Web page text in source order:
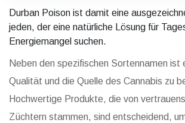
Durban Poison ist damit eine
jeden, der eine natürliche Lösung für
Energiemangel suchen.
Neben den spezifischen Sortennamen ist
Qualität und die Quelle des Cannabis zu
Hochwertige Produkte, die von
Züchtern stammen, sind entscheidend,